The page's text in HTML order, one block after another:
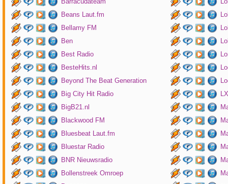
Beans Laut.fm
Bellamy FM
Ben
Best Radio
BesteHits.nl
Beyond The Beat Generation
Big City Hit Radio
BigB21.nl
Blackwood FM
Bluesbeat Laut.fm
Bluestar Radio
BNR Nieuwsradio
Bollenstreek Omroep